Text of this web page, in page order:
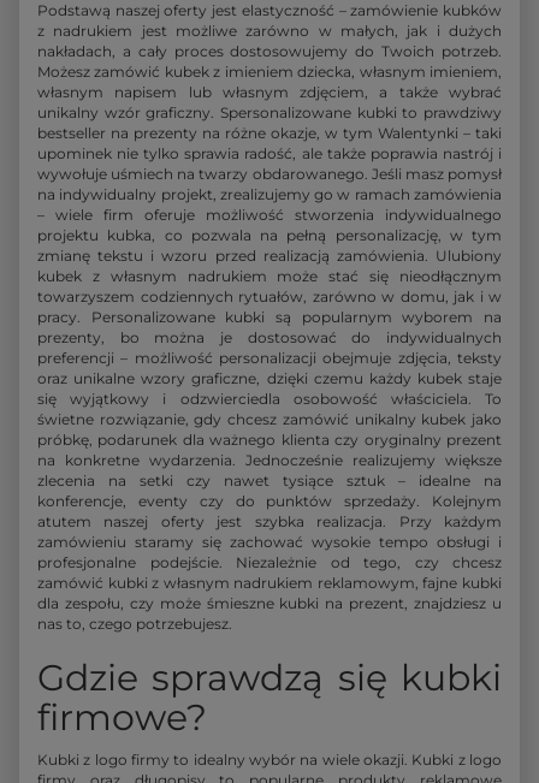
Podstawą naszej oferty jest elastyczność – zamówienie kubków
z nadrukiem jest możliwe zarówno w małych, jak i dużych
nakładach, a cały proces dostosowujemy do Twoich potrzeb.
Możesz zamówić kubek z imieniem dziecka, własnym imieniem,
własnym napisem lub własnym zdjęciem, a także wybrać
unikalny wzór graficzny. Spersonalizowane kubki to prawdziwy
bestseller na prezenty na różne okazje, w tym Walentynki – taki
upominek nie tylko sprawia radość, ale także poprawia nastrój i
wywołuje uśmiech na twarzy obdarowanego. Jeśli masz pomysł
na indywidualny projekt, zrealizujemy go w ramach zamówienia
– wiele firm oferuje możliwość stworzenia indywidualnego
projektu kubka, co pozwala na pełną personalizację, w tym
zmianę tekstu i wzoru przed realizacją zamówienia. Ulubiony
kubek z własnym nadrukiem może stać się nieodłącznym
towarzyszem codziennych rytuałów, zarówno w domu, jak i w
pracy. Personalizowane kubki są popularnym wyborem na
prezenty, bo można je dostosować do indywidualnych
preferencji – możliwość personalizacji obejmuje zdjęcia, teksty
oraz unikalne wzory graficzne, dzięki czemu każdy kubek staje
się wyjątkowy i odzwierciedla osobowość właściciela. To
świetne rozwiązanie, gdy chcesz zamówić unikalny kubek jako
próbkę, podarunek dla ważnego klienta czy oryginalny prezent
na konkretne wydarzenia. Jednocześnie realizujemy większe
zlecenia na setki czy nawet tysiące sztuk – idealne na
konferencje, eventy czy do punktów sprzedaży. Kolejnym
atutem naszej oferty jest szybka realizacja. Przy każdym
zamówieniu staramy się zachować wysokie tempo obsługi i
profesjonalne podejście. Niezależnie od tego, czy chcesz
zamówić kubki z własnym nadrukiem reklamowym, fajne kubki
dla zespołu, czy może śmieszne kubki na prezent, znajdziesz u
nas to, czego potrzebujesz.
Gdzie sprawdzą się kubki
firmowe?
Kubki z logo firmy to idealny wybór na wiele okazji. Kubki z logo